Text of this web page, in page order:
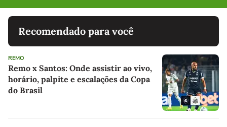
Recomendado para você
REMO
Remo x Santos: Onde assistir ao vivo,
horário, palpite e escalações da Copa
do Brasil